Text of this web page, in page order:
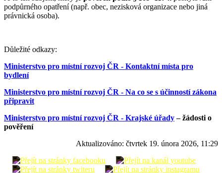
podpůrného opatření (např. obec, nezisková organizace nebo jiná
právnická osoba).
Důležité odkazy:
Ministerstvo pro místní rozvoj ČR - Kontaktní místa pro
bydlení
Ministerstvo pro místní rozvoj ČR - Na co se s účinností zákona
připravit
Ministerstvo pro místní rozvoj ČR - Krajské úřady– žádosti o
pověření
Aktualizováno: čtvrtek 19. února 2026, 11:29